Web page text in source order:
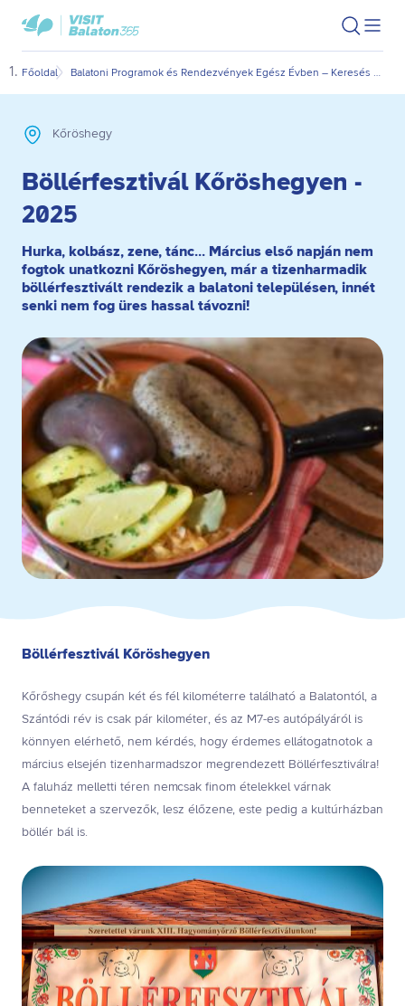
Ugrás
fő
Ugrás
oldal
VisitBalaton365
kezdőlap
Keresés
Főoldal Balatoni Programok és Rendezvények Egész Évben – Keresés Dátum és Kategória Szerint
Kőröshegy
Böllérfesztivál Kőröshegyen -
2025
Hurka, kolbász, zene, tánc... Március első napján nem
fogtok unatkozni Kőröshegyen, már a tizenharmadik
böllérfesztivált rendezik a balatoni településen, innét
senki nem fog üres hassal távozni!
Böllérfesztivál Kőröshegyen
Kőrőshegy csupán két és fél kilométerre található a Balatontól, a
Szántódi rév is csak pár kilométer, és az M7-es autópályáról is
könnyen elérhető, nem kérdés, hogy érdemes ellátogatnotok a
március elsején tizenharmadszor megrendezett Böllérfesztiválra!
A faluház melletti téren nemcsak finom ételekkel várnak
benneteket a szervezők, lesz élőzene, este pedig a kultúrházban
böllér bál is.